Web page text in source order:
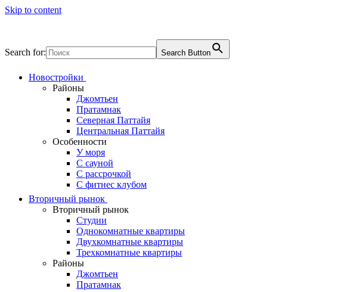
Skip to content
Search for: Search Button
Новостройки
Районы
Джомтьен
Пратамнак
Северная Паттайя
Центральная Паттайя
Особенности
У моря
С сауной
С рассрочкой
С фитнес клубом
Вторичный рынок
Вторичный рынок
Студии
Однокомнатные квартиры
Двухкомнатные квартиры
Трехкомнатные квартиры
Районы
Джомтьен
Пратамнак